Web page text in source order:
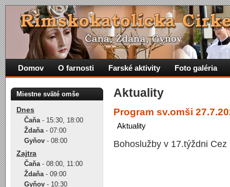
Aktuality
Program sv.omši
Aktuality
Bohoslužby v 17.týždni
Domov O farnosti Farské aktivity Foto galéria
Miestne sväté omše
Dnes
Čaňa- 15:30, 18:00
Ždaňa- 07:00
Gyňov - 08:00
Zajtra
Čaňa- 08:00, 11:00
Ždaňa- 09:00
Gyňov - 10:30